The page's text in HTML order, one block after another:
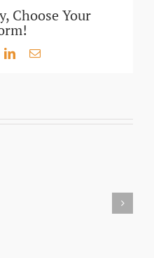
Choose Your
LinkedIn
E-